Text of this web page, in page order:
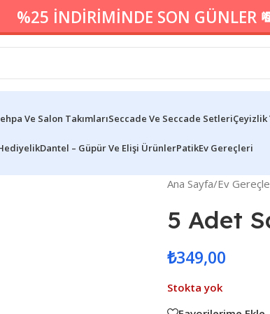
%25 İNDİRİMİNDE SON GÜNLER
Ve Salon TakımlarıSeccade Ve Seccade SetleriÇeyizlik
Dantel – Güpür Ve Elişi ÜrünlerPatikEv Gereçleri
Ana Sayfa/Ev
5 Adet
₺349,00
Stokta yok